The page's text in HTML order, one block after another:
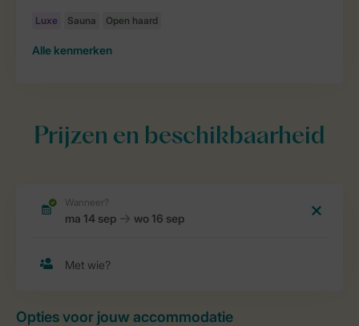
Alle kenmerken
Prijzen en beschikbaarheid
Opties voor jouw accommodatie